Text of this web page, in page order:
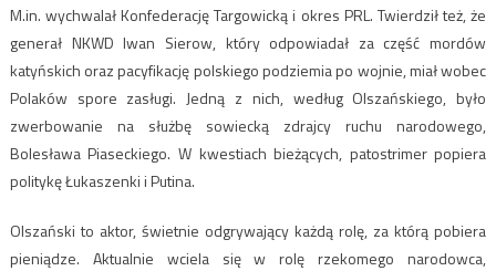
M.in. wychwalał Konfederację Targowicką i okres PRL. Twierdził też, że
generał NKWD Iwan Sierow, który odpowiadał za część mordów
katyńskich oraz pacyfikację polskiego podziemia po wojnie, miał wobec
Polaków spore zasługi. Jedną z nich, według Olszańskiego, było
zwerbowanie na służbę sowiecką zdrajcy ruchu narodowego,
Bolesława Piaseckiego. W kwestiach bieżących, patostrimer popiera
politykę Łukaszenki i Putina.
Olszański to aktor, świetnie odgrywający każdą rolę, za którą pobiera
pieniądze. Aktualnie wciela się w rolę rzekomego narodowca,